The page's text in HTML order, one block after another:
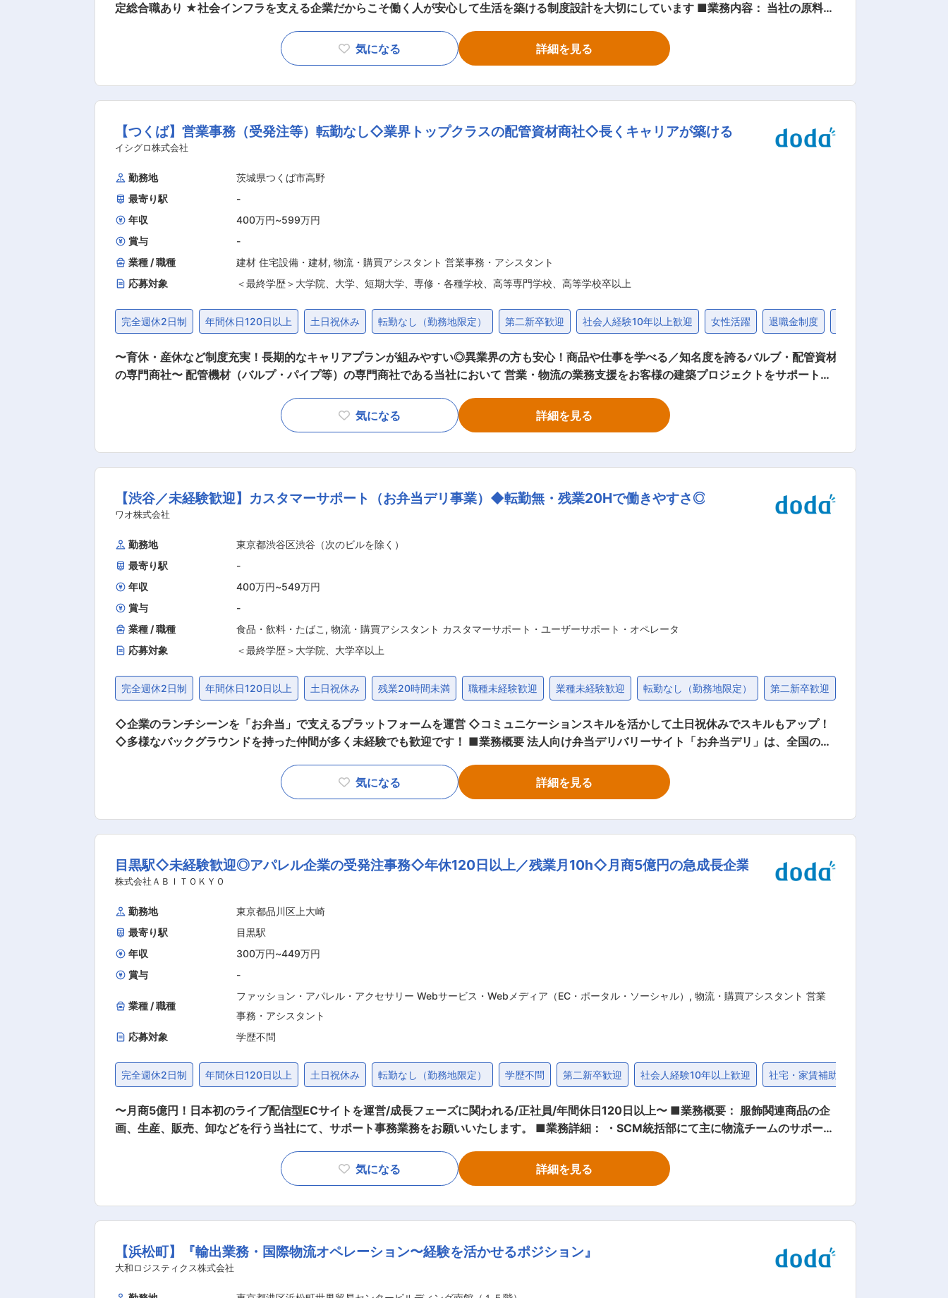
定総合職あり ★社会インフラを支える企業だからこそ働く人が安心して生活を築ける制度設計を大切にしています ■業務内容： 当社の原料購
等製鉄原料の調達 ◇原料サプライヤーとの契約交渉、需給管理、調達先開拓 ◇資源投資検討、投資先の管理 ■配属先： 購買部門は製品ごと
に分かれています。 今回は鉄鋼原料を扱う原料部（第１原料部ないし第２原料部）への配属となります。 ■選べるキャリア制度： ・グローバ
業所内の保育所（千葉・倉敷・福山・京浜）、妊娠・出産時の三者面談による両立支援 等 ◇長く働ける環境 ・住宅関連の補助（独身寮や借
上げ社宅、住宅補助など）、転勤あり／なしを選択できる総合職制度（※入社後にコース変更相談可） 変更の範囲：会社の定める業務
気になる 詳細を見る
【つくば】営業事務（受発注等）転勤なし◇業界トップクラスの配管資材商社◇長くキャリアが築ける
イシグロ株式会社
勤務地
茨城県つくば市高野
最寄り駅
-
年収
400万円~599万円
賞与
-
業種 / 職種
建材 住宅設備・建材, 物流・購買アシスタント 営業事務・アシスタント
応募対象
＜最終学歴＞大学院、大学、短期大学、専修・各種学校、高等専門学校、高等学校卒以上
完全週休2日制 年間休日120日以上 土日祝休み 転勤なし（勤務地限定） 第二新卒歓迎 社会人経験10年以上歓迎 女性活躍 退職金制度
〜育休・産休など制度充実！長期的なキャリアプランが組みやすい◎異業界の方も安心！商品や仕事を学べる／知名度を誇るバルブ・配管資材
の専門商社〜 配管機材（バルプ・パイプ等）の専門商社である当社において 営業・物流の業務支援をお客様の建築プロジェクトをサポートし
対応、資料作成 ・見積書作成 ・出納業務及び請求業務（営業経理の一部） ※対応件数：1日平均30〜50件程。（閑散期や拠点状況により変
動） ※電話対応もありますので、社内とのコミュニケーションに抵抗がない方を歓迎 ※使用ツール：SAP ■研修制度 入社後は専任の先輩のも
の小学校就学時まで短時間勤務が可能 ■当社の特徴・魅力 管材業界で国内シェアトップクラスの創業80年を超える専門商社で、社会インフラ
の整備や都市部における再開発などの案件増加を背景に業績は好調。「空港」や「商業複合施設」などの大規模建築のプロジェクトも担う大
な商品力が魅力 ◎社員のキャリアやライフステージを大切に。年に1度の配属・転勤の希望や会社への要望など提出可 変更の範囲：会社の定め
る業務
気になる 詳細を見る
【渋谷／未経験歓迎】カスタマーサポート（お弁当デリ事業）◆転勤無・残業20Hで働きやすさ◎
ワオ株式会社
勤務地
東京都渋谷区渋谷（次のビルを除く）
最寄り駅
-
年収
400万円~549万円
賞与
-
業種 / 職種
食品・飲料・たばこ , 物流・購買アシスタント カスタマーサポート・ユーザーサポート・オペレータ
応募対象
＜最終学歴＞大学院、大学卒以上
完全週休2日制 年間休日120日以上 土日祝休み 残業20時間未満 職種未経験歓迎 業種未経験歓迎 転勤なし（勤務地限定） 第二新卒歓迎
◇企業のランチシーンを「お弁当」で支えるプラットフォームを運営 ◇コミュニケーションスキルを活かして土日祝休みでスキルもアップ！
◇多様なバックグラウンドを持った仲間が多く未経験でも歓迎です！ ■業務概要 法人向け弁当デリバリーサイト「お弁当デリ」は、全国の人
ステークホルダーとやりとりをし、お弁当デリで注文したお客様に滞りなくお弁当をお届けできるように対応していただきます。※配送は別の
す。これまでの経験を活かし、コミュニケーションスキルを一層伸ばすことができます。 ◎当社内でジョブローテーションを通じて他の業務
にもチャレンジできる機会もございます。 ■キャリアパス 入社後（1年〜3年）のキャリアパス例※本人の適性や意向を考慮します。 （1）一
カー）と消費者をつなぐ、オフライン（店舗）・オンライン（ECサイト）のプラットフォームを運営。上場企業を中心に500社以上の導入実
績のあるオフィスの空きスペースを活用したお弁当社食サービス「社食DELI」、法人・団体向けに会議・イベント・研修などで活用されてい
る日本最大級のお弁当デリバリーECサイト「お弁当デリ」、都内の大型オフィスビルや官公庁などで約40店舗を運営するお弁当フードコート
気になる 詳細を見る
目黒駅◇未経験歓迎◎アパレル企業の受発注事務◇年休120日以上／残業月10h◇月商5億円の急成長企業
株式会社ＡＢＩＴＯＫＹＯ
勤務地
東京都品川区上大崎
最寄り駅
目黒駅
年収
300万円~449万円
賞与
-
業種 / 職種
ファッション・アパレル・アクセサリー Webサービス・Webメディア（EC・ポータル・ソーシャル） , 物流・購買アシスタント 営業
事務・アシスタント
応募対象
学歴不問
完全週休2日制 年間休日120日以上 土日祝休み 転勤なし（勤務地限定） 学歴不問 第二新卒歓迎 社会人経験10年以上歓迎 社宅・家賃補助制度
〜月商5億円！日本初のライブ配信型ECサイトを運営/成長フェーズに関われる/正社員/年間休日120日以上〜 ■業務概要： 服飾関連商品の企
画、生産、販売、卸などを行う当社にて、サポート事務業務をお願いいたします。 ■業務詳細： ・SCM統括部にて主に物流チームのサポート
作に抵抗のない方（未経験でもやる気のある方歓迎） ■組織構成：既存担当4.5名（社員、アルバイト含む） ■企業について ライブコマース
を軸にファッション業界を革新する企業です。自社ブランドの展開や地方創生への貢献など、社会的意義のある事業を多数展開しており、挑
KYO」「emi+」など、多数のファッションブランドを展開。OEM・ODM・卸事業も手がけ、企画から販売まで一貫した体制を構築していま
す 地方創生プロジェクト ライブコマースを活用し、宮城や福岡など地方の特産品の販路拡大を支援NHKなどのメディアにも取り上げられ、地
気になる 詳細を見る
【浜松町】『輸出業務・国際物流オペレーション〜経験を活かせるポジション』
大和ロジスティクス株式会社